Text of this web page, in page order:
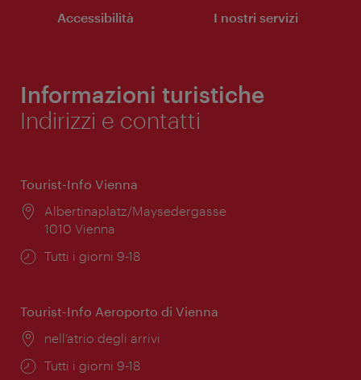
Accessibilità I nostri servizi
Informazioni turistiche
Indirizzi e contatti
Tourist-Info Vienna
Posizione:
Albertinaplatz/Maysedergasse
1010 Vienna
Orari
Tutti i giorni 9-18
Tourist-Info Aeroporto di Vienna
Posizione:
nell’atrio degli arrivi
Orari
Tutti i giorni 9-18